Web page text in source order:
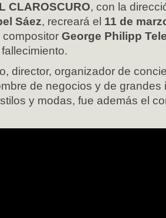
CLAROSCURO, con la
Sáez, recreará el 11 de
George Philipp
director, organizador de
de negocios y de
y modas, fue además el